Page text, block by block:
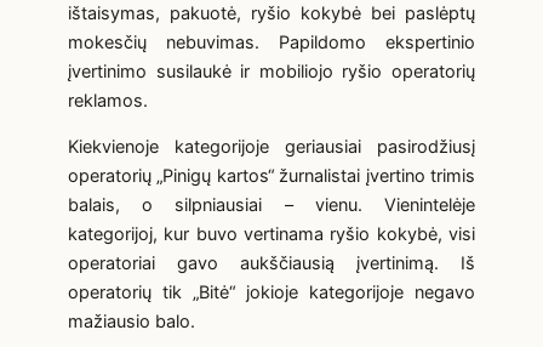
ištaisymas, pakuotė, ryšio kokybė bei paslėptų
mokesčių nebuvimas. Papildomo ekspertinio
įvertinimo susilaukė ir mobiliojo ryšio operatorių
reklamos.
Kiekvienoje kategorijoje geriausiai pasirodžiusį
operatorių „Pinigų kartos“ žurnalistai įvertino trimis
balais, o silpniausiai – vienu. Vienintelėje
kategorijoj, kur buvo vertinama ryšio kokybė, visi
operatoriai gavo aukščiausią įvertinimą. Iš
operatorių tik „Bitė“ jokioje kategorijoje negavo
mažiausio balo.